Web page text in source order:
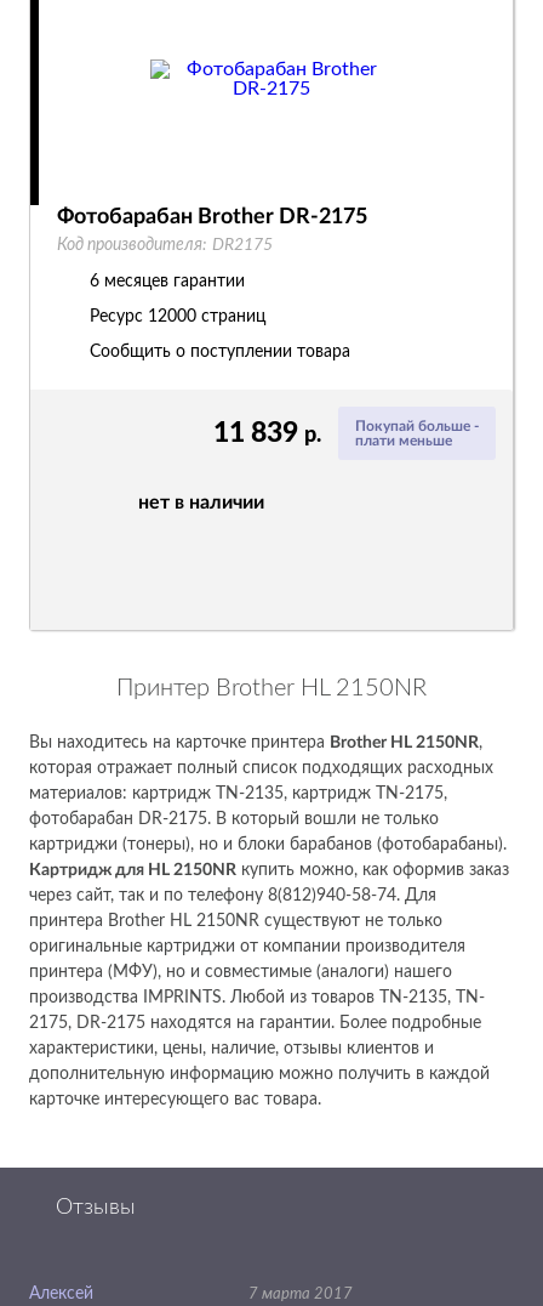
Покупай больше -
плати меньше
11 839 р.
нет в наличии
Фотобарабан Brother DR-2175
Код производителя: DR2175
6 месяцев гарантии
Ресурс 12000 страниц
Сообщить о поступлении товара
Принтер Brother HL 2150NR
Вы находитесь на карточке принтера Brother HL 2150NR,
которая отражает полный список подходящих расходных
материалов: картридж TN-2135, картридж TN-2175,
фотобарабан DR-2175. В который вошли не только
картриджи (тонеры), но и блоки барабанов (фотобарабаны).
Картридж для HL 2150NR купить можно, как оформив заказ
через сайт, так и по телефону 8(812)940-58-74. Для
принтера Brother HL 2150NR существуют не только
оригинальные картриджи от компании производителя
принтера (МФУ), но и совместимые (аналоги) нашего
производства IMPRINTS. Любой из товаров TN-2135, TN-
2175, DR-2175 находятся на гарантии. Более подробные
характеристики, цены, наличие, отзывы клиентов и
дополнительную информацию можно получить в каждой
карточке интересующего вас товара.
Отзывы
Алексей 7 марта 2017